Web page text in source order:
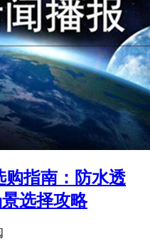
购指南：防水透
选择攻略